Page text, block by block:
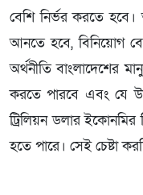
বেশি নির্ভর করতে হবে।
আনতে হবে, বিনিয়োগ
অর্থনীতি বাংলাদেশের
করতে পারবে এবং যে
ট্রিলিয়ন ডলার ইকোনমির
হতে পারে। সেই চেষ্টা